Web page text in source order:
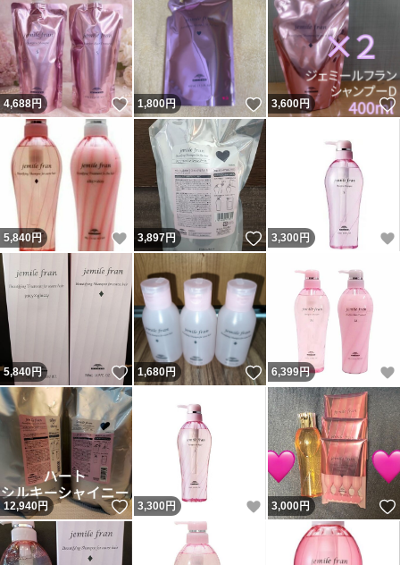
4,688円 いいね！
1,800円 いいね！
3,600円
5,840円 いいね！
3,897円 いいね！
3,300 円
5,840円 いいね！
1,680円 いいね！
6,399円
12,940円 いいね！
3,300 円 いいね！
3,000円